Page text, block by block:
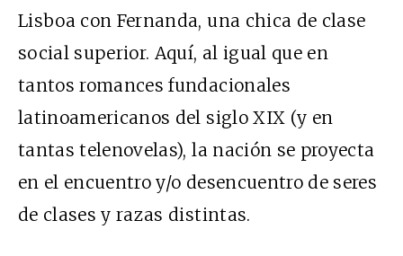
Lisboa con Fernanda, una chica de clase
social superior. Aquí, al igual que en
tantos romances fundacionales
latinoamericanos del siglo XIX (y en
tantas telenovelas), la nación se proyecta
en el encuentro y/o desencuentro de seres
de clases y razas distintas.